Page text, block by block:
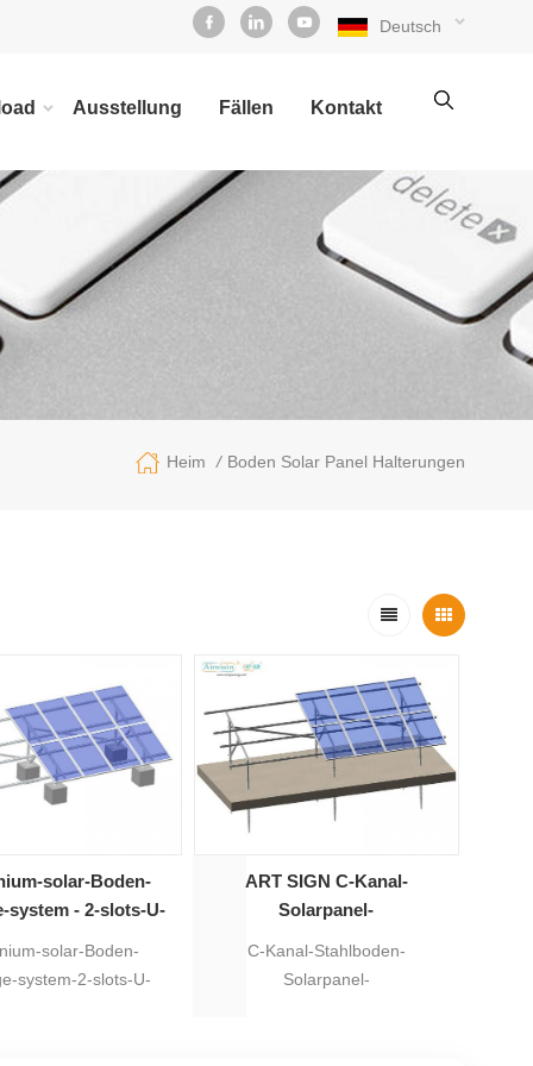
Deutsch
Ausstellung Fällen Kontakt
Heim / Boden Solar Panel Halterungen
solar-Boden-
system - 2-slots-U-
solar-Boden-
system-2-slots-U-
ART SIGN C-Kanal-
Solarpanel-
C-Kanal-Stahlboden-
Solarpanel-